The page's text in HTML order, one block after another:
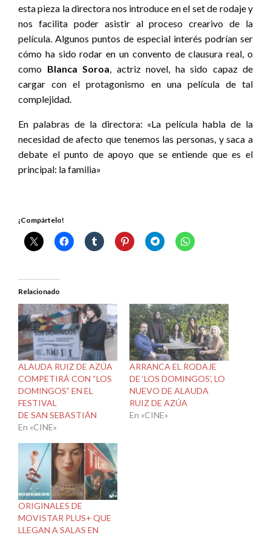
esta pieza la directora nos introduce en el set de rodaje y
nos facilita poder asistir al proceso crearivo de la
película. Algunos puntos de especial interés podrían ser
cómo ha sido rodar en un convento de clausura real, o
como Blanca Soroa, actriz novel, ha sido capaz de
cargar con el protagonismo en una película de tal
complejidad.
En palabras de la directora: «La película habla de la
necesidad de afecto que tenemos las personas, y saca a
debate el punto de apoyo que se entiende que es el
principal: la familia»
¡Compártelo!
Relacionado
ALAUDA RUIZ DE AZÚA
COMPETIRÁ CON “LOS
DOMINGOS” EN EL
FESTIVAL
DE SAN SEBASTIÁN
En «CINE»
ARRANCA EL RODAJE
DE ‘LOS DOMINGOS’, LO
NUEVO DE ALAUDA
RUIZ DE AZÚA
En «CINE»
ORIGINALES DE
MOVISTAR PLUS+ QUE
LLEGAN A SALAS EN